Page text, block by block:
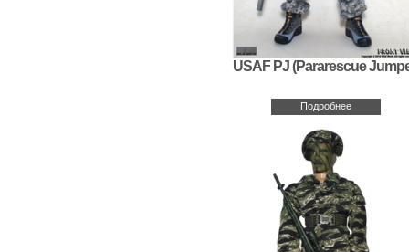
USAF PJ (Pararescue
Подробнее